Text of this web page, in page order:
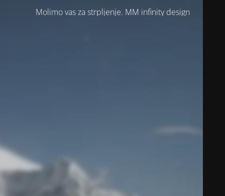
Molimo vas za strpljenje. MM infinity design